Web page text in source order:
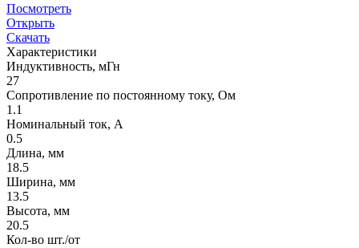
Посмотреть
Открыть
Скачать
Характеристики
Индуктивность, мГн
27
Сопротивление по постоянному току, Ом
1.1
Номинальный ток, А
0.5
Длина, мм
18.5
Ширина, мм
13.5
Высота, мм
20.5
Кол-во шт./от